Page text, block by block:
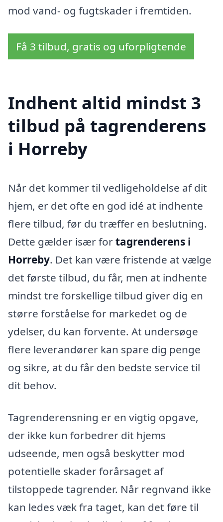
mod vand- og fugtskader i fremtiden.
Få 3 tilbud, gratis og uforpligtende
Indhent altid mindst 3
tilbud på tagrenderens
i Horreby
Når det kommer til vedligeholdelse af dit
hjem, er det ofte en god idé at indhente
flere tilbud, før du træffer en beslutning.
Dette gælder især fortagrenderens i
Horreby. Det kan være fristende at vælge
det første tilbud, du får, men at indhente
mindst tre forskellige tilbud giver dig en
større forståelse for markedet og de
ydelser, du kan forvente. At undersøge
flere leverandører kan spare dig penge
og sikre, at du får den bedste service til
dit behov.
Tagrenderensning er en vigtig opgave,
der ikke kun forbedrer dit hjems
udseende, men også beskytter mod
potentielle skader forårsaget af
tilstoppede tagrender. Når regnvand ikke
kan ledes væk fra taget, kan det føre til